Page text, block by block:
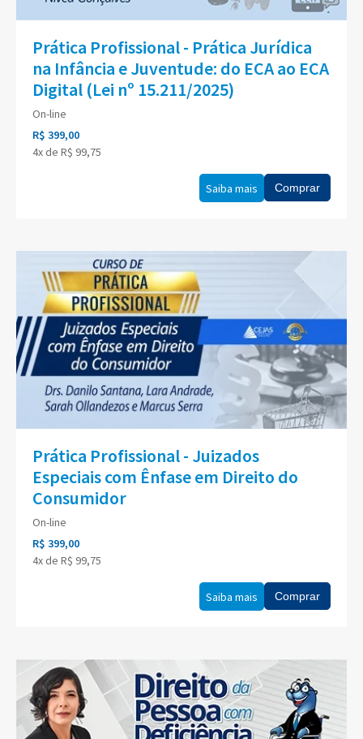
Prática Profissional - Prática Jurídica
na Infância e Juventude: do ECA ao ECA
Digital (Lei nº 15.211/2025)
On-line
R$ 399,00
4x de R$ 99,75
Saiba mais Comprar
Prática Profissional - Juizados
Especiais com Ênfase em Direito do
Consumidor
On-line
R$ 399,00
4x de R$ 99,75
Saiba mais Comprar